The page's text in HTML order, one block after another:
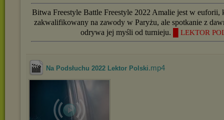
Bitwa Freestyle Battle Freestyle 2022 Amalie jest w euforii,
zakwalifikowany na zawody w Paryżu, ale spotkanie z
odrywa jej myśli od turnieju.
█ LEKTOR
Na Podsłuchu 2022 Lektor Polski.mp4